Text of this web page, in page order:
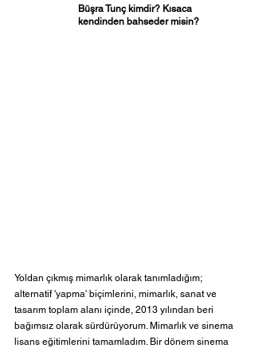
Büşra Tunç kimdir? Kısaca
kendinden bahseder misin?
Yoldan çıkmış mimarlık olarak tanımladığım;
alternatif 'yapma' biçimlerini, mimarlık, sanat ve
tasarım toplam alanı içinde, 2013 yılından beri
bağımsız olarak sürdürüyorum. Mimarlık ve sinema
lisans eğitimlerini tamamladım. Bir dönem sinema